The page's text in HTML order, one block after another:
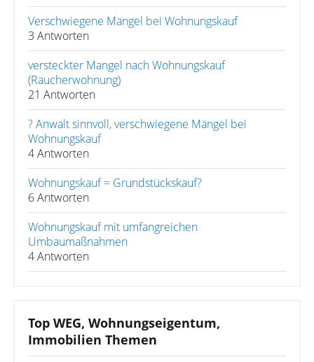
Verschwiegene Mängel bei Wohnungskauf
3 Antworten
versteckter Mangel nach Wohnungskauf
(Raucherwohnung)
21 Antworten
? Anwalt sinnvoll, verschwiegene Mängel bei
Wohnungskauf
4 Antworten
Wohnungskauf = Grundstückskauf?
6 Antworten
Wohnungskauf mit umfangreichen
Umbaumaßnahmen
4 Antworten
Top WEG, Wohnungseigentum,
Immobilien Themen